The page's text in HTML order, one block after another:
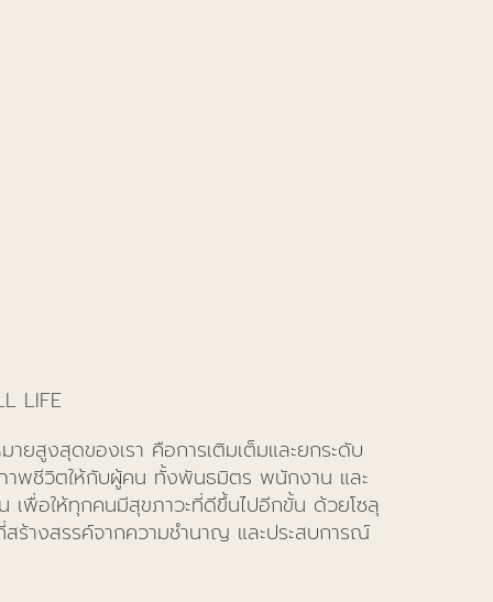
LIFE
มายสูงสุดของเรา คือการเติมเต็มและยกระดับ
พชีวิตให้กับผู้คน ทั้งพันธมิตร พนักงาน และ
เพื่อให้ทุกคนมีสุขภาวะที่ดีขึ้นไปอีกขั้น ด้วยโซลุ
ร้างสรรค์จากความชำนาญ และประสบการณ์